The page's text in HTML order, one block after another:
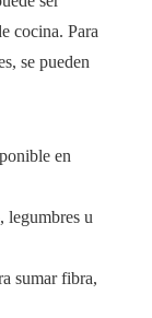
cocina. Para
se pueden
en
legumbres u
sumar fibra,